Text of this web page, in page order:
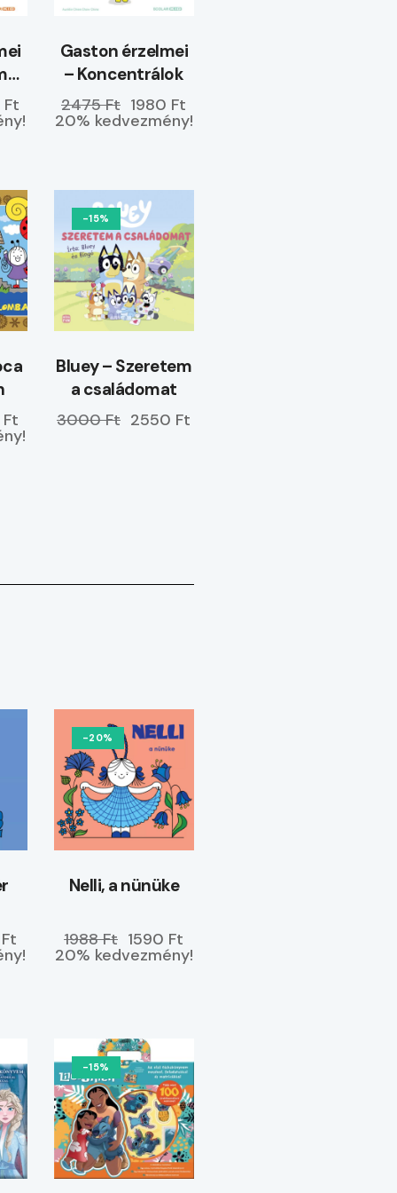
Ft
Gaston érzelmei
– Koncentrálok
2475 Ft 1980 Ft
20% kedvezmény!
-15%
Bluey – Szeretem
a családomat
3000 Ft 2550 Ft
-20%
Nelli, a nünüke
1988 Ft 1590 Ft
20% kedvezmény!
-15%